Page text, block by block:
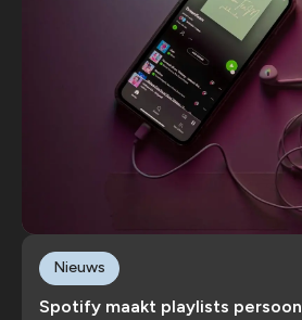
Spotify maakt playlists
Nieuws